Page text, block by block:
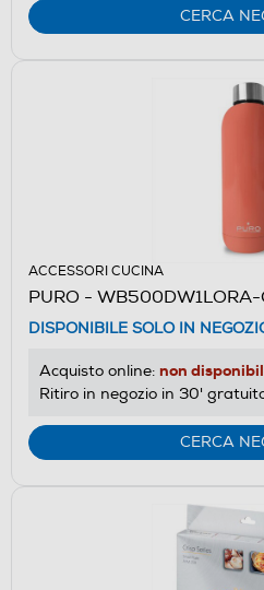
CERCA
ACCESSORI CUCINA
PURO -
DISPONIBILE SOLO IN
Acquisto online: non
Ritiro in negozio in 30'
CERCA